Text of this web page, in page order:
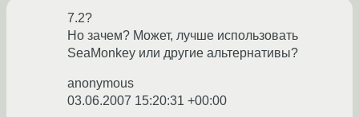
7.2?
Но зачем? Может, лучше использовать
SeaMonkey или другие альтернативы?
anonymous
03.06.2007 15:20:31 +00:00